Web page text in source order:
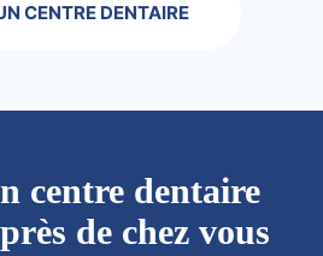
CENTRE DENTAIRE
centre dentaire
de chez vous